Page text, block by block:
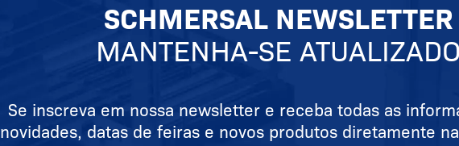
SCHMERSAL NEWSLETTER
MANTENHA-SE
Se inscreva em nossa newsletter e receba todas as
novidades, datas de feiras e novos produtos diretamente